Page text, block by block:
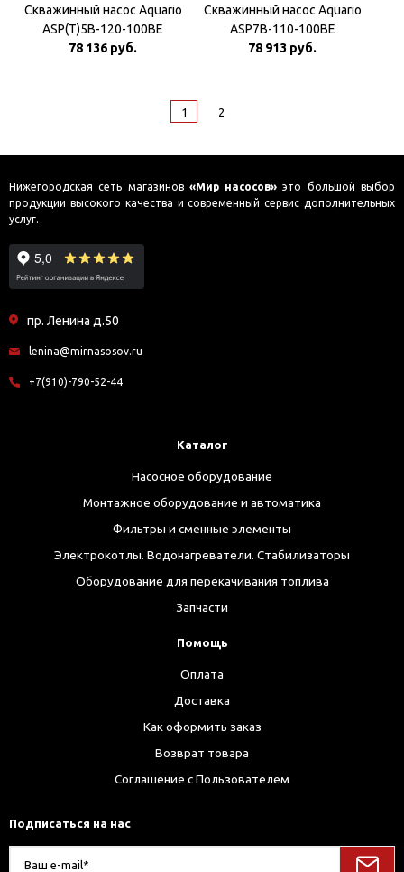
Скважинный насос Aquario
ASP(T)5B-120-100BE
78 136 руб.
Скважинный насос Aquario
ASP7B-110-100BE
78 913 руб.
1 2
Нижегородская сеть магазинов «Мир насосов» это большой выбор
продукции высокого качества и современный сервис дополнительных
услуг.
пр. Ленина д.50
lenina@mirnasosov.ru
+7(910)-790-52-44
Каталог
Насосное оборудование
Монтажное оборудование и автоматика
Фильтры и сменные элементы
Электрокотлы. Водонагреватели. Стабилизаторы
Оборудование для перекачивания топлива
Запчасти
Помощь
Оплата
Доставка
Как оформить заказ
Возврат товара
Соглашение с Пользователем
Подписаться на нас